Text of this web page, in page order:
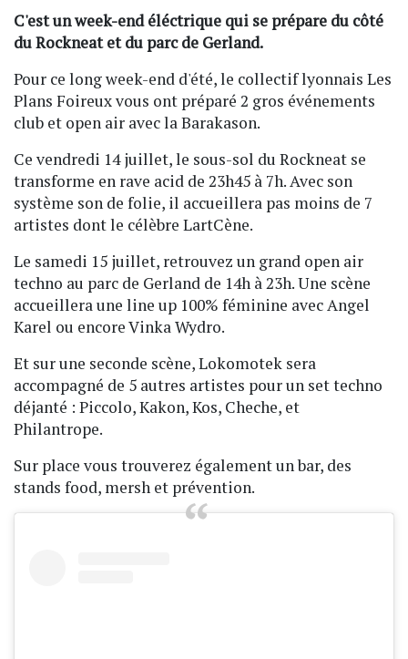
C'est un week-end éléctrique qui se prépare du côté
du Rockneat et du parc de Gerland.
Pour ce long week-end d'été, le collectif lyonnais Les
Plans Foireux vous ont préparé 2 gros événements
club et open air avec la Barakason.
Ce vendredi 14 juillet, le sous-sol du Rockneat se
transforme en rave acid de 23h45 à 7h. Avec son
système son de folie, il accueillera pas moins de 7
artistes dont le célèbre LartCène.
Le samedi 15 juillet, retrouvez un grand open air
techno au parc de Gerland de 14h à 23h. Une scène
accueillera une line up 100% féminine avec Angel
Karel ou encore Vinka Wydro.
Et sur une seconde scène, Lokomotek sera
accompagné de 5 autres artistes pour un set techno
déjanté : Piccolo, Kakon, Kos, Cheche, et
Philantrope.
Sur place vous trouverez également un bar, des
stands food, mersh et prévention.